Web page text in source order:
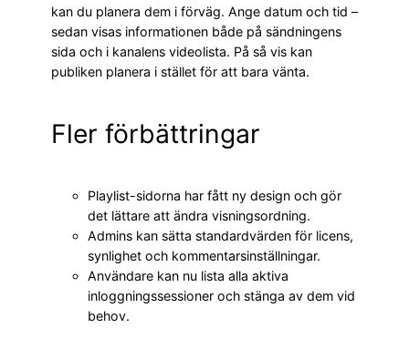
kan du planera dem i förväg. Ange datum och tid –
sedan visas informationen både på sändningens
sida och i kanalens videolista. På så vis kan
publiken planera i stället för att bara vänta.
Fler förbättringar
Playlist-sidorna har fått ny design och gör
det lättare att ändra visningsordning.
Admins kan sätta standardvärden för licens,
synlighet och kommentarsinställningar.
Användare kan nu lista alla aktiva
inloggningssessioner och stänga av dem vid
behov.